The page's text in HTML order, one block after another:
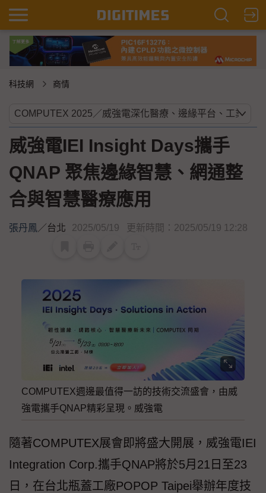
科技網 商情
威強電IEI Insight Days攜手
QNAP 聚焦邊緣智慧、網通整
合與智慧醫療應用
張丹鳳／台北 2025/05/19 更新時間：2025/05/19 12:28
COMPUTEX週邊最值得一訪的技術交流盛會，由威
強電攜手QNAP精彩呈現。威強電
隨著COMPUTEX展會即將盛大開展，威強電IEI
Integration Corp.攜手QNAP將於5月21日至23
日，在台北瓶蓋工廠POPOP Taipei舉辦年度技